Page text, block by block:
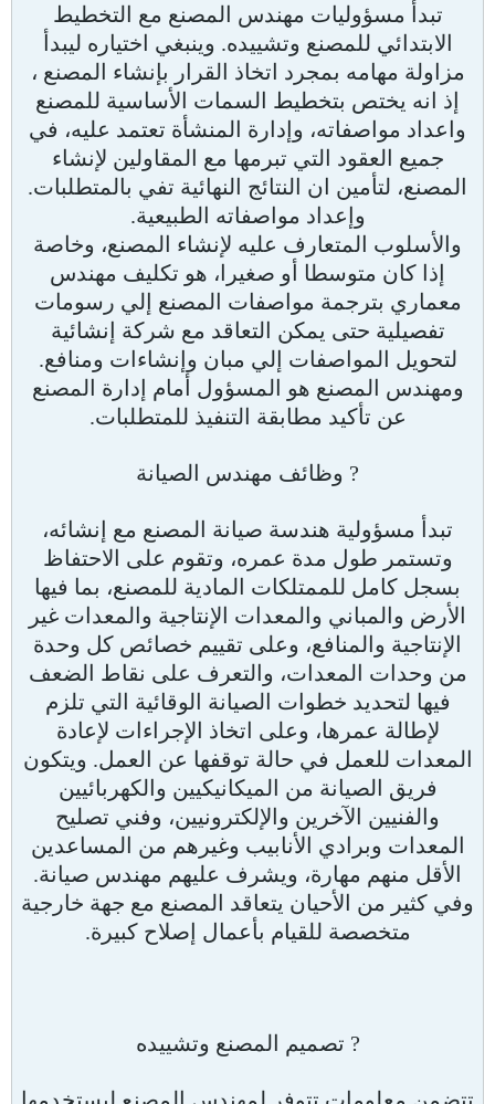
تبدأ مسؤوليات مهندس المصنع مع التخطيط
الابتدائي للمصنع وتشييده. وينبغي اختياره ليبدأ
مزاولة مهامه بمجرد اتخاذ القرار بإنشاء المصنع ،
إذ انه يختص بتخطيط السمات الأساسية للمصنع
واعداد مواصفاته، وإدارة المنشأة تعتمد عليه، في
جميع العقود التي تبرمها مع المقاولين لإنشاء
المصنع، لتأمين ان النتائج النهائية تفي بالمتطلبات.
وإعداد مواصفاته الطبيعية.
والأسلوب المتعارف عليه لإنشاء المصنع، وخاصة
إذا كان متوسطا أو صغيرا، هو تكليف مهندس
معماري بترجمة مواصفات المصنع إلي رسومات
تفصيلية حتى يمكن التعاقد مع شركة إنشائية
لتحويل المواصفات إلي مبان وإنشاءات ومنافع.
ومهندس المصنع هو المسؤول أمام إدارة المصنع
عن تأكيد مطابقة التنفيذ للمتطلبات.
? وظائف مهندس الصيانة
تبدأ مسؤولية هندسة صيانة المصنع مع إنشائه،
وتستمر طول مدة عمره، وتقوم على الاحتفاظ
بسجل كامل للممتلكات المادية للمصنع، بما فيها
الأرض والمباني والمعدات الإنتاجية والمعدات غير
الإنتاجية والمنافع، وعلى تقييم خصائص كل وحدة
من وحدات المعدات، والتعرف على نقاط الضعف
فيها لتحديد خطوات الصيانة الوقائية التي تلزم
لإطالة عمرها، وعلى اتخاذ الإجراءات لإعادة
المعدات للعمل في حالة توقفها عن العمل. ويتكون
فريق الصيانة من الميكانيكيين والكهربائيين
والفنيين الآخرين والإلكترونيين، وفني تصليح
المعدات وبرادي الأنابيب وغيرهم من المساعدين
الأقل منهم مهارة، ويشرف عليهم مهندس صيانة.
وفي كثير من الأحيان يتعاقد المصنع مع جهة خارجية
متخصصة للقيام بأعمال إصلاح كبيرة.
? تصميم المصنع وتشييده